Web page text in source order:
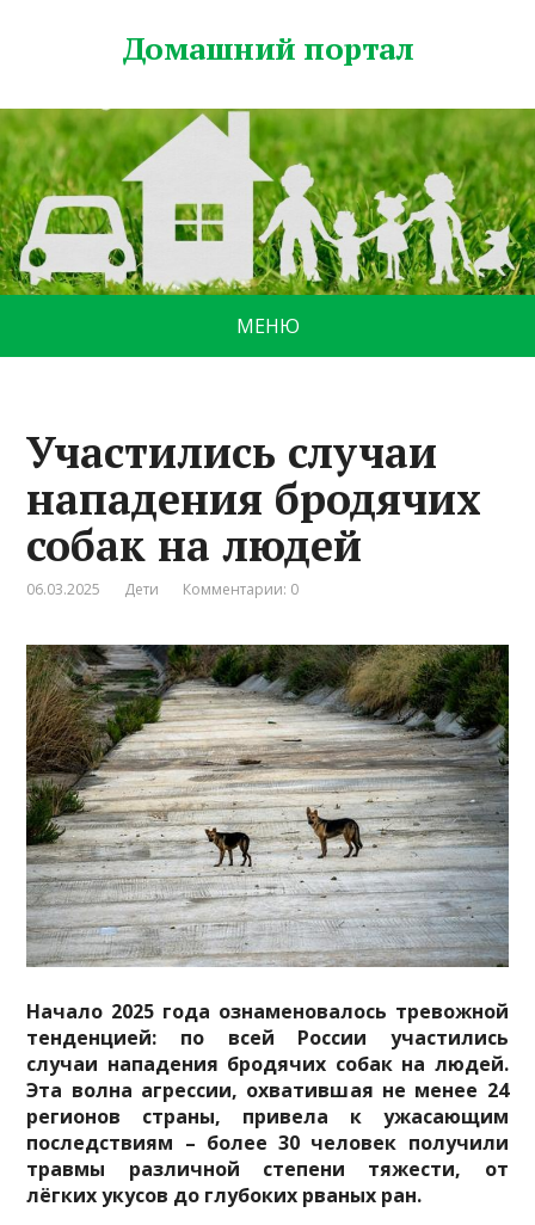
Домашний портал
МЕНЮ
Участились случаи
нападения бродячих
собак на людей
06.03.2025 Дети Комментарии: 0
Начало 2025 года ознаменовалось тревожной
тенденцией: по всей России участились
случаи нападения бродячих собак на людей.
Эта волна агрессии, охватившая не менее 24
регионов страны, привела к ужасающим
последствиям – более 30 человек получили
травмы различной степени тяжести, от
лёгких укусов до глубоких рваных ран.